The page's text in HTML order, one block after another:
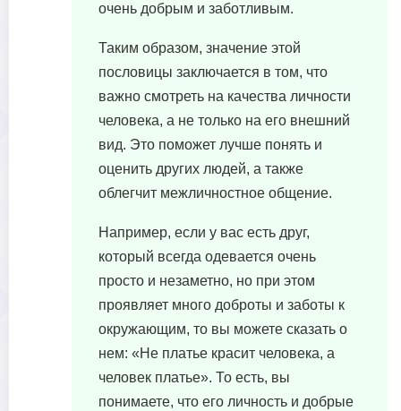
очень добрым и заботливым.
Таким образом, значение этой
пословицы заключается в том, что
важно смотреть на качества личности
человека, а не только на его внешний
вид. Это поможет лучше понять и
оценить других людей, а также
облегчит межличностное общение.
Например, если у вас есть друг,
который всегда одевается очень
просто и незаметно, но при этом
проявляет много доброты и заботы к
окружающим, то вы можете сказать о
нем: «Не платье красит человека, а
человек платье». То есть, вы
понимаете, что его личность и добрые